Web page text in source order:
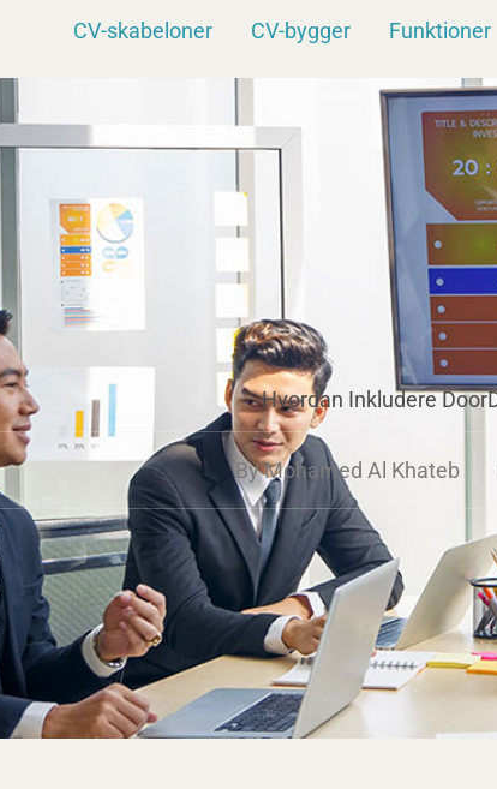
CV-skabeloner CV-bygger Funktioner
Hvordan Inkludere
ByMohamed Al Khateb